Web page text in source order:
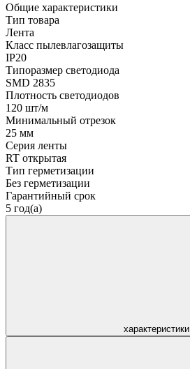
Общие характеристики
Тип товара
Лента
Класс пылевлагозащиты
IP20
Типоразмер светодиода
SMD 2835
Плотность светодиодов
120 шт/м
Минимальный отрезок
25 мм
Серия ленты
RT открытая
Тип герметизации
Без герметизации
Гарантийный срок
5 год(а)
характеристики